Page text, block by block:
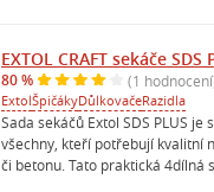
EXTOL CRAFT sekáče
80 % (1
ExtolŠpičákyDůlkovačeRazidla
Sada sekáčů Extol SDS PLUS
všechny, kteří potřebují kvalitní
či betonu. Tato praktická 4dílná